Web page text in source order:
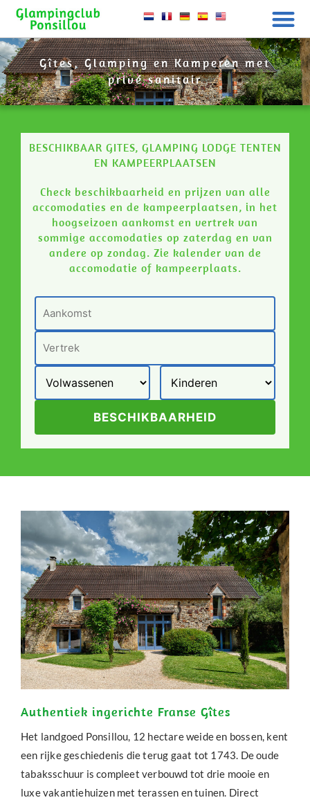
Gîtes, Glamping en Kamperen met
privé sanitair
BESCHIKBAAR GITES, GLAMPING LODGE TENTEN
EN KAMPEERPLAATSEN
Check beschikbaarheid en prijzen van alle
accomodaties en de kampeerplaatsen, in het
hoogseizoen aankomst en vertrek van
sommige accomodaties op zaterdag en van
andere op zondag. Zie kalender van de
accomodatie of kampeerplaats.
Authentiek ingerichte Franse Gîtes
Het landgoed Ponsillou, 12 hectare weide en bossen, kent
een rijke geschiedenis die terug gaat tot 1743. De oude
tabaksschuur is compleet verbouwd tot drie mooie en
luxe vakantiehuizen met terassen en tuinen. Direct